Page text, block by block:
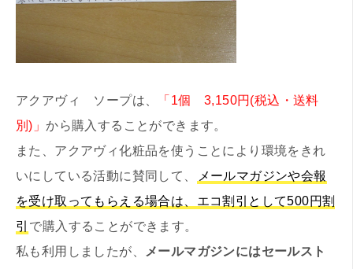
アクアヴィ ソープは、
「1個 3,150円(税込・送料
別)」から購入することができます。
また、アクアヴィ化粧品を使うことにより環境をきれ
いにしている活動に賛同して、
メールマガジンや会報
を受け取ってもらえる場合は、エコ割引として500円割
引 で購入することができます。
私も利用しましたが、
メールマガジンにはセールスト